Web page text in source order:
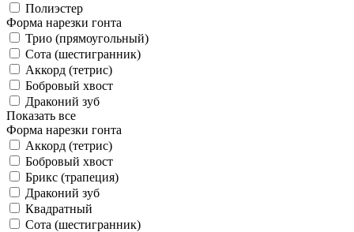
Полиэстер
Форма нарезки гонта
Трио (прямоугольный)
Сота (шестигранник)
Аккорд (тетрис)
Бобровый хвост
Драконий зуб
Показать все
Форма нарезки гонта
Аккорд (тетрис)
Бобровый хвост
Брикс (трапеция)
Драконий зуб
Квадратный
Сота (шестигранник)